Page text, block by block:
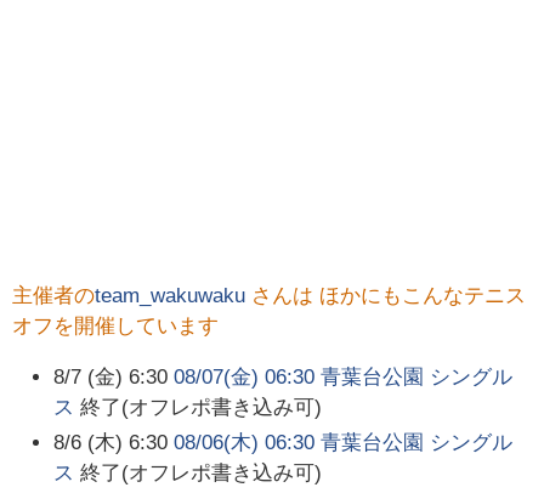
主催者のteam_wakuwaku さんは ほかにもこんなテニス
オフを開催しています
8/7 (金) 6:30 08/07(金) 06:30 青葉台公園 シングル
ス 終了(オフレポ書き込み可)
8/6 (木) 6:30 08/06(木) 06:30 青葉台公園 シングル
ス 終了(オフレポ書き込み可)